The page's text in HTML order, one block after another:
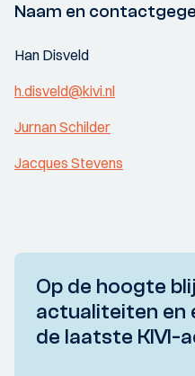
Naam en
Han Disveld
h.disveld@kivi.nl
Jurnan Schilder
Jacques Stevens
Op de hoogte
actualiteiten en
de laatste KIVI-